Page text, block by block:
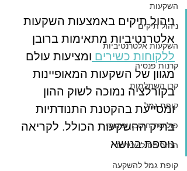
השקעות
ניהול תיקים
השקעות אלטרנטיביות
קרנות פנסיה
קרן השתלמות
קופת גמל
פוליסת חיסכון פיננסי
החזר מס לשכירים
קופת גמל להשקעה
ניהול תיקים באמצעות השקעות
אלטרנטיביות מתאימות ברובן
ללקוחות כשירים ומציעות עולם
מגוון של השקעות המאופיינות
בקורלציה נמוכה לשוק ההון
ומסייעת בהקטנת התנודתיות
בתיק ההשקעות הכולל. לקריאה
נוספת בנושא